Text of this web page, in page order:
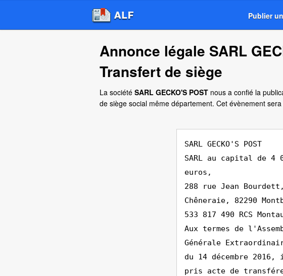
Publier
Annonce légale SARL
Transfert de siège
La société SARL GECKO'S POST nous a confié la
de siège social même département. Cet évènement
SARL GECKO'S POST
SARL au capital de 4
euros,
288 rue Jean
Chêneraie, 82290
533 817 490 RCS
Aux termes de
Générale
du 14 décembre
pris acte de